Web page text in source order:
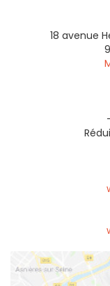
18 avenue